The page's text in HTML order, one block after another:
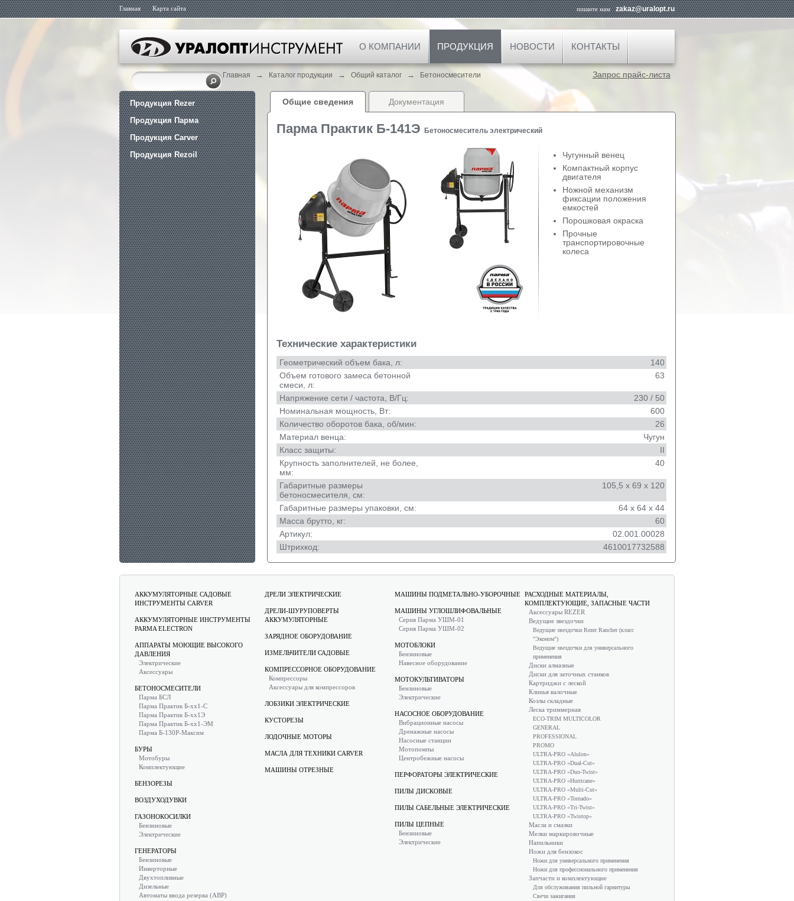
Главная Карта сайта пишите намzakaz@uralopt.ru
О КОМПАНИИ ПРОДУКЦИЯ НОВОСТИ КОНТАКТЫ
Главная → Каталог продукции → Общий каталог → Бетоносмесители Запрос прайс-листа
Продукция Rezer
Продукция Парма
Продукция Carver
Продукция Rezoil
Общие сведения Документация
Парма Практик Б-141Э Бетоносмеситель электрический
Чугунный венец
Компактный корпус
двигателя
Ножной механизм
фиксации положения
емкостей
Порошковая окраска
Прочные
транспортировочные
колеса
Технические характеристики
Геометрический объем бака, л:
140
Объем готового замеса бетонной
смеси, л:
63
Напряжение сети / частота, В/Гц:
230 / 50
Номинальная мощность, Вт:
600
Количество оборотов бака, об/мин:
26
Материал венца:
Чугун
Класс защиты:
II
Крупность заполнителей, не более,
мм:
40
Габаритные размеры
бетоносмесителя, см:
105,5 х 69 х 120
Габаритные размеры упаковки, см:
64 х 64 х 44
Масса брутто, кг:
60
Артикул:
02.001.00028
Штрихкод:
4610017732588
АККУМУЛЯТОРНЫЕ САДОВЫЕ
ИНСТРУМЕНТЫ CARVER
АККУМУЛЯТОРНЫЕ ИНСТРУМЕНТЫ
PARMA ELECTRON
АППАРАТЫ МОЮЩИЕ ВЫСОКОГО
ДАВЛЕНИЯ
Электрические
Аксессуары
БЕТОНОСМЕСИТЕЛИ
Парма БСЛ
Парма Практик Б-хх1-С
Парма Практик Б-хх1Э
Парма Практик Б-хх1-ЭМ
Парма Б-130Р-Максим
БУРЫ
Мотобуры
Комплектующие
БЕНЗОРЕЗЫ
ВОЗДУХОДУВКИ
ГАЗОНОКОСИЛКИ
Бензиновые
Электрические
ГЕНЕРАТОРЫ
Бензиновые
Инверторные
Двухтопливные
Дизельные
Автоматы ввода резерва (АВР)
ДРЕЛИ ЭЛЕКТРИЧЕСКИЕ
ДРЕЛИ-ШУРУПОВЕРТЫ
АККУМУЛЯТОРНЫЕ
ЗАРЯДНОЕ ОБОРУДОВАНИЕ
ИЗМЕЛЬЧИТЕЛИ САДОВЫЕ
КОМПРЕССОРНОЕ ОБОРУДОВАНИЕ
Компрессоры
Аксессуары для компрессоров
ЛОБЗИКИ ЭЛЕКТРИЧЕСКИЕ
КУСТОРЕЗЫ
ЛОДОЧНЫЕ МОТОРЫ
МАСЛА ДЛЯ ТЕХНИКИ CARVER
МАШИНЫ ОТРЕЗНЫЕ
МАШИНЫ ПОДМЕТАЛЬНО-УБОРОЧНЫЕ
МАШИНЫ УГЛОШЛИФОВАЛЬНЫЕ
Серия Парма УШМ-01
Серия Парма УШМ-02
МОТОБЛОКИ
Бензиновые
Навесное оборудование
МОТОКУЛЬТИВАТОРЫ
Бензиновые
Электрические
НАСОСНОЕ ОБОРУДОВАНИЕ
Вибрационные насосы
Дренажные насосы
Насосные станции
Мотопомпы
Центробежные насосы
ПЕРФОРАТОРЫ ЭЛЕКТРИЧЕСКИЕ
ПИЛЫ ДИСКОВЫЕ
ПИЛЫ САБЕЛЬНЫЕ ЭЛЕКТРИЧЕСКИЕ
ПИЛЫ ЦЕПНЫЕ
Бензиновые
Электрические
РАСХОДНЫЕ МАТЕРИАЛЫ,
КОМПЛЕКТУЮЩИЕ, ЗАПАСНЫЕ ЧАСТИ
Аксессуары REZER
Ведущие звездочки
Ведущие звездочки Rezer Rancher (класс
"Эконом")
Ведущие звездочки для универсального
применения
Диски алмазные
Диски для заточных станков
Картриджи с леской
Клинья валочные
Козлы складные
Леска триммерная
ECO-TRIM MULTICOLOR
GENERAL
PROFESSIONAL
PROMO
ULTRA-PRO «Alulon»
ULTRA-PRO «Dual-Cut»
ULTRA-PRO «Duo-Twist»
ULTRA-PRO «Hurricane»
ULTRA-PRO «Multi-Cut»
ULTRA-PRO «Tornado»
ULTRA-PRO «Tri-Twist»
ULTRA-PRO «Twistop»
Масла и смазки
Мелки маркировочные
Напильники
Ножи для бензокос
Ножи для универсального применения
Ножи для профессионального применения
Запчасти и комплектующие
Для обслуживания пильной гарнитуры
Свечи зажигания